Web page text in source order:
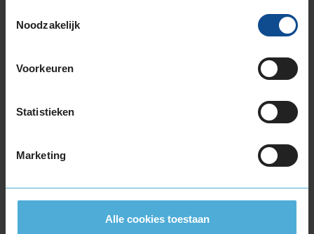
Noodzakelijk
Voorkeuren
Statistieken
Marketing
Alle cookies toestaan
Arrowspeed
Continental
Event
Goodyear
Michelin